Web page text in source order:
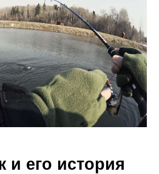
и его история